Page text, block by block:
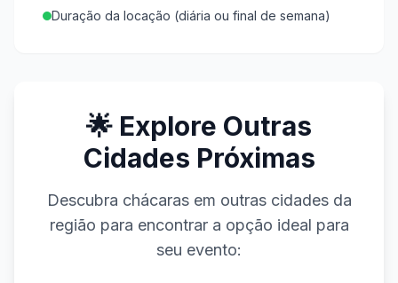
Duração da locação (diária ou final de semana)
🌟 Explore Outras
Cidades Próximas
Descubra chácaras em outras cidades da
região para encontrar a opção ideal para
seu evento: